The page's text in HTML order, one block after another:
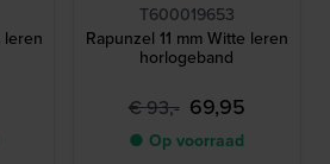
T600019653
Rapunzel 11 mm Witte leren
horlogeband
€ 93,- 69,95
● Op voorraad